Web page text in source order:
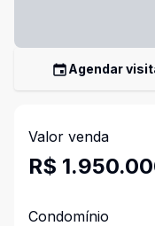
Agendar
Valor venda
R$
Condomínio